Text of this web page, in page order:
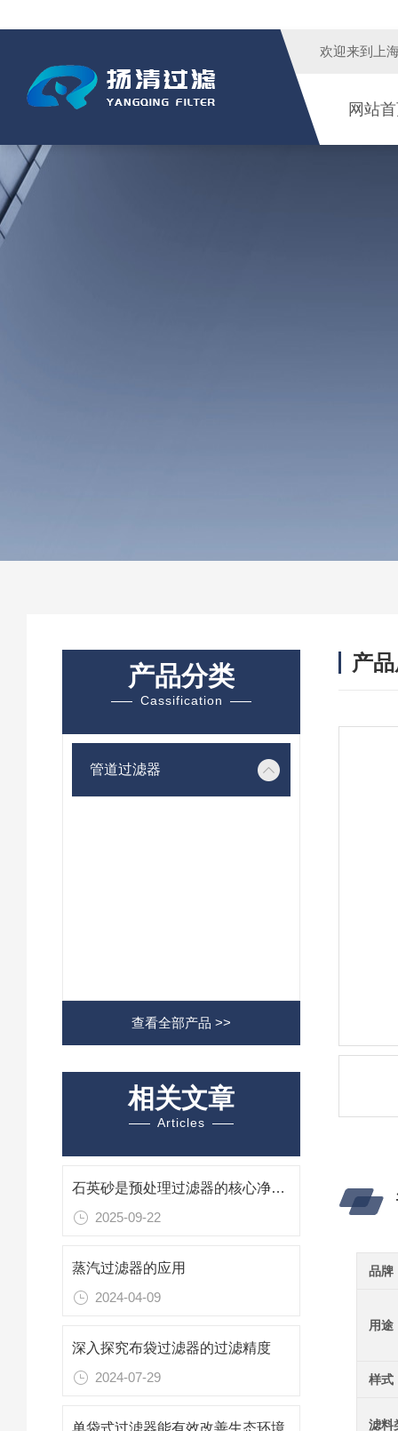
欢迎来到 上
网站
产品分类
Cassification
管道过滤器
查看全部产品 >>
相关文章
Articles
石英砂是预处理过滤器的核心净化介质
2025-09-22
蒸汽过滤器的应用
2024-04-09
深入探究布袋过滤器的过滤精度
2024-07-29
单袋式过滤器能有效改善生态环境
产
品牌
用途
样式
滤料